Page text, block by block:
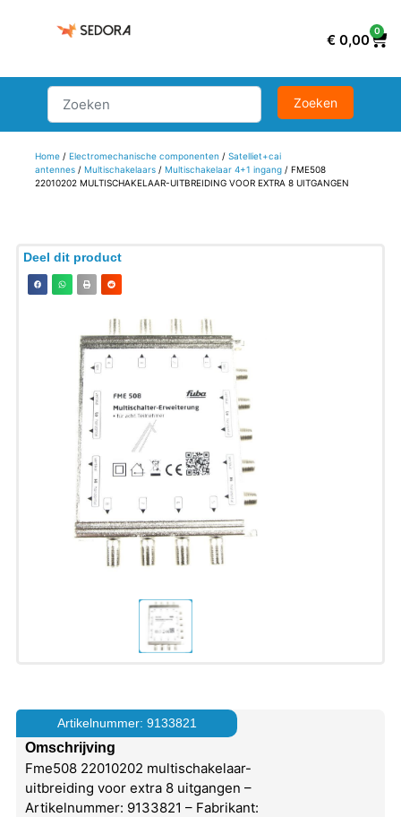
€ 0,00
0
Home/ Electromechanische componenten / Satelliet+cai
antennes/ Multischakelaars/ Multischakelaar 4+1 ingang/ FME508
22010202 MULTISCHAKELAAR-UITBREIDING VOOR EXTRA 8 UITGANGEN
Deel dit product
Artikelnummer: 9133821
Omschrijving
Fme508 22010202 multischakelaar-
uitbreiding voor extra 8 uitgangen –
Artikelnummer: 9133821 – Fabrikant: